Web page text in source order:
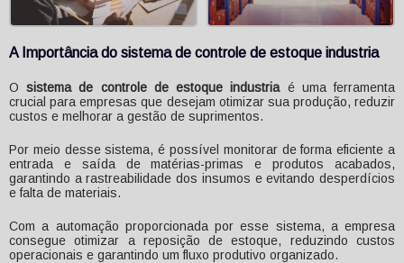
A Importância do sistema de controle de estoque industria
Osistema de controle de estoque industriaé uma ferramenta
crucial para empresas que desejam otimizar sua produção, reduzir
custos e melhorar a gestão de suprimentos.
Por meio desse sistema, é possível monitorar de forma eficiente a
entrada e saída de matérias-primas e produtos acabados,
garantindo a rastreabilidade dos insumos e evitando desperdícios
e falta de materiais.
Com a automação proporcionada por esse sistema, a empresa
consegue otimizar a reposição de estoque, reduzindo custos
operacionais e garantindo um fluxo produtivo organizado.